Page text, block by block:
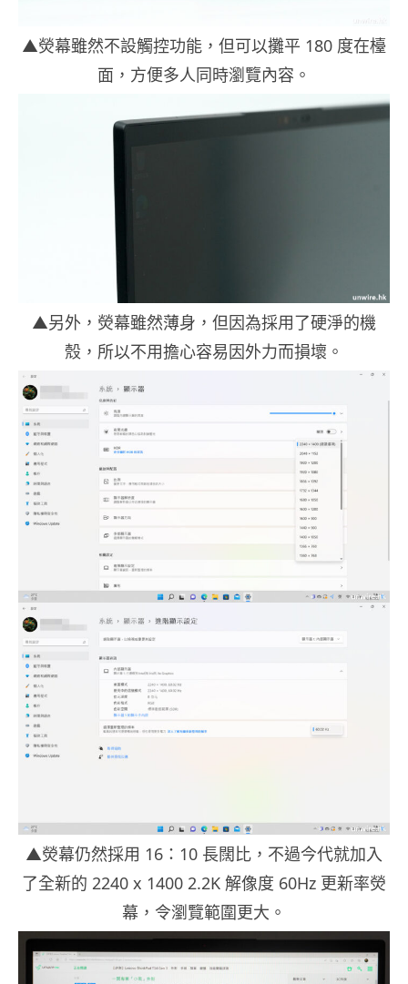
▲熒幕雖然不設觸控功能，但可以攤平 180 度在檯
面，方便多人同時瀏覽內容。
▲另外，熒幕雖然薄身，但因為採用了硬淨的機
殼，所以不用擔心容易因外力而損壞。
▲熒幕仍然採用 16：10 長闊比，不過今代就加入
了全新的 2240 x 1400 2.2K 解像度 60Hz 更新率熒
幕，令瀏覽範圍更大。